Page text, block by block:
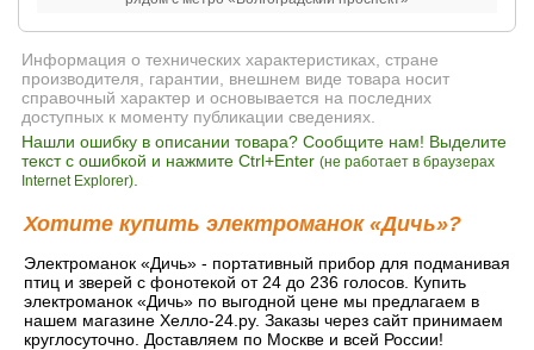
Информация о технических характеристиках, стране
производителя, гарантии, внешнем виде товара носит
справочный характер и основывается на последних
доступных к моменту публикации сведениях.
Нашли ошибку в описании товара? Сообщите нам! Выделите
текст с ошибкой и нажмите Ctrl+Enter (не работает в браузерах
Internet Explorer)
Хотите купить электроманок «Дичь»?
Электроманок «Дичь» - портативный прибор для подманивая
птиц и зверей с фонотекой от 24 до 236 голосов. Купить
электроманок «Дичь» по выгодной цене мы предлагаем в
нашем магазине Хелло-24.ру. Заказы через сайт принимаем
круглосуточно. Доставляем по Москве и всей России!